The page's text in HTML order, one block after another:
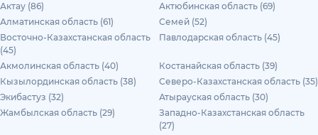
Актау (86)
Актюбинская область (69)
Алматинская область (61)
Семей (52)
Восточно-Казахстанская область
(45)
Павлодарская область (45)
Акмолинская область (40)
Костанайская область (39)
Кызылординская область (38)
Северо-Казахстанская область (35)
Экибастуз (32)
Атырауская область (30)
Жамбылская область (29)
Западно-Казахстанская область
(27)